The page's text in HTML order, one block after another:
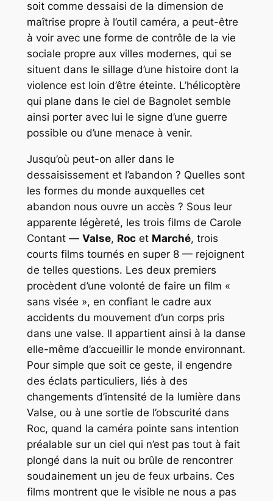
soit comme dessaisi de la dimension de
maîtrise propre à l’outil caméra, a peut-être
à voir avec une forme de contrôle de la vie
sociale propre aux villes modernes, qui se
situent dans le sillage d’une histoire dont la
violence est loin d’être éteinte. L’hélicoptère
qui plane dans le ciel de Bagnolet semble
ainsi porter avec lui le signe d’une guerre
possible ou d’une menace à venir.
Jusqu’où peut-on aller dans le
dessaisissement et l’abandon ? Quelles sont
les formes du monde auxquelles cet
abandon nous ouvre un accès ? Sous leur
apparente légèreté, les trois films de Carole
Contant — Valse, Rocet Marché, trois
courts films tournés en super 8 — rejoignent
de telles questions. Les deux premiers
procèdent d’une volonté de faire un film «
sans visée », en confiant le cadre aux
accidents du mouvement d’un corps pris
dans une valse. ll appartient ainsi à la danse
elle-même d’accueillir le monde environnant.
Pour simple que soit ce geste, il engendre
des éclats particuliers, liés à des
changements d’intensité de la lumière dans
Valse, ou à une sortie de l’obscurité dans
Roc, quand la caméra pointe sans intention
préalable sur un ciel qui n’est pas tout à fait
plongé dans la nuit ou brûle de rencontrer
soudainement un jeu de feux urbains. Ces
films montrent que le visible ne nous a pas